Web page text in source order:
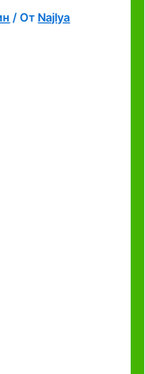
/ От Najlya